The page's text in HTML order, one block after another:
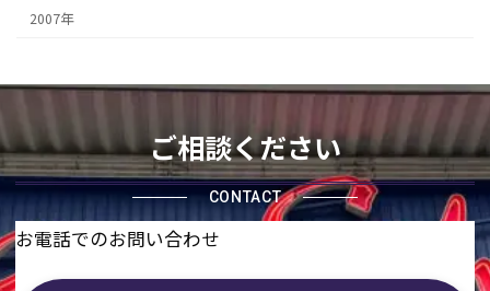
2007年
ご相談ください
CONTACT
お電話でのお問い合わせ